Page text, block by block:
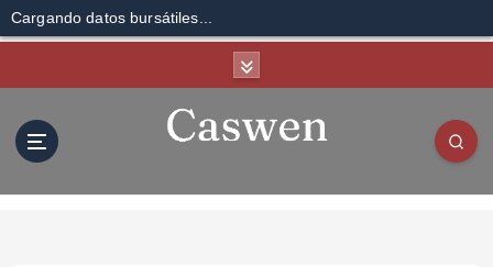
Cargando datos bursátiles...